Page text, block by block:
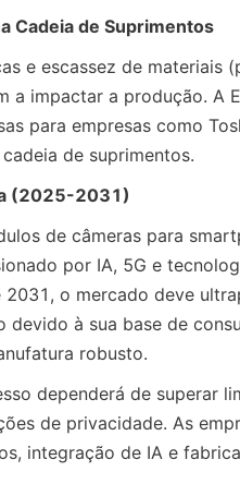
Cadeia de Suprimentos
e escassez de materiais
a impactar a produção. A
para empresas como
de suprimentos.
(2025-2031)
de câmeras para
por IA, 5G e
2031, o mercado deve
devido à sua base de
robusto.
dependerá de superar
de privacidade. As
integração de IA e